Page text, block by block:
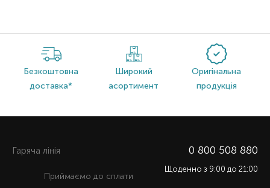
Безкоштовна
доставка*
Широкий
асортимент
Оригінальна
продукція
Гаряча лiнiя 0 800 508 880
Щоденно з 9:00 до 21:00
Приймаємо до сплати